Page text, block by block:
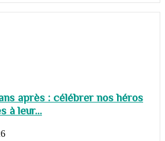
après : célébrer nos héros
à leur...